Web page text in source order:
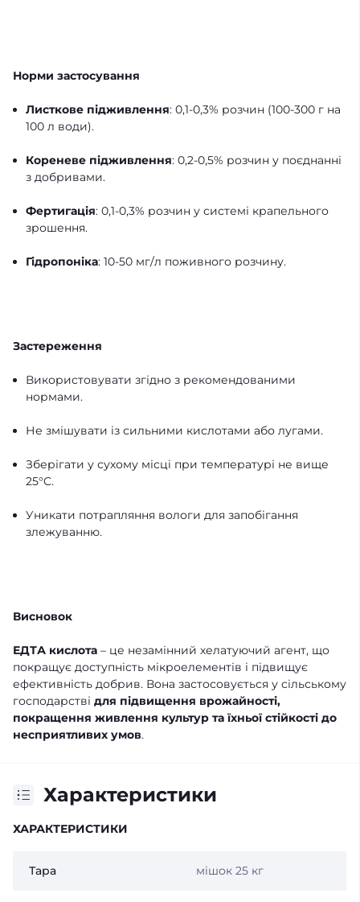
Норми застосування
Листкове підживлення: 0,1-0,3% розчин (100-300 г на
100 л води).
Кореневе підживлення: 0,2-0,5% розчин у поєднанні
з добривами.
Фертигація: 0,1-0,3% розчин у системі крапельного
зрошення.
Гідропоніка: 10-50 мг/л поживного розчину.
Застереження
Використовувати згідно з рекомендованими
нормами.
Не змішувати із сильними кислотами або лугами.
Зберігати у сухому місці при температурі не вище
25°C.
Уникати потрапляння вологи для запобігання
злежуванню.
Висновок
ЕДТА кислота – це незамінний хелатуючий агент, що
покращує доступність мікроелементів і підвищує
ефективність добрив. Вона застосовується у сільському
господарстві для підвищення врожайності,
покращення живлення культур та їхньої стійкості до
несприятливих умов.
Характеристики
ХАРАКТЕРИСТИКИ
Тара мішок 25 кг